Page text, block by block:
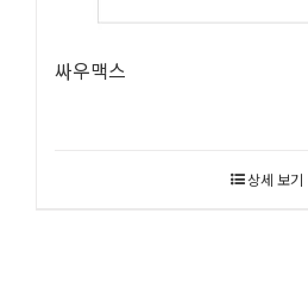
싸우맥스
상세 보기